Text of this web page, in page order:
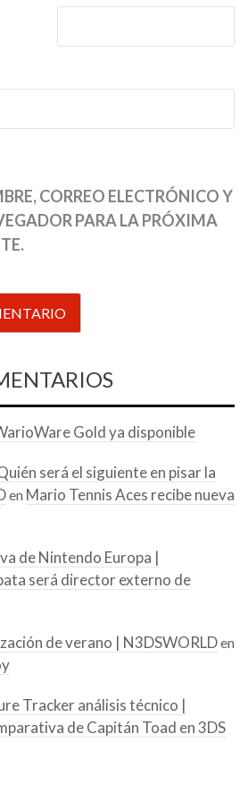
CORREO ELECTRÓNICO Y
PARA LA PRÓXIMA
Gold ya disponible
será el siguiente en pisar la
en Mario Tennis Aces recibe nueva
de Nintendo Europa |
será director externo de
de verano | N3DSWORLDen
Tracker análisis técnico |
de Capitán Toad en 3DS